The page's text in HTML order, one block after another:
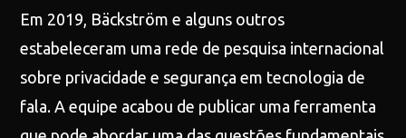
Em 2019, Bäckström e alguns outros
estabeleceram uma rede de pesquisa internacional
sobre privacidade e segurança em tecnologia de
fala. A equipe acabou de publicar uma ferramenta